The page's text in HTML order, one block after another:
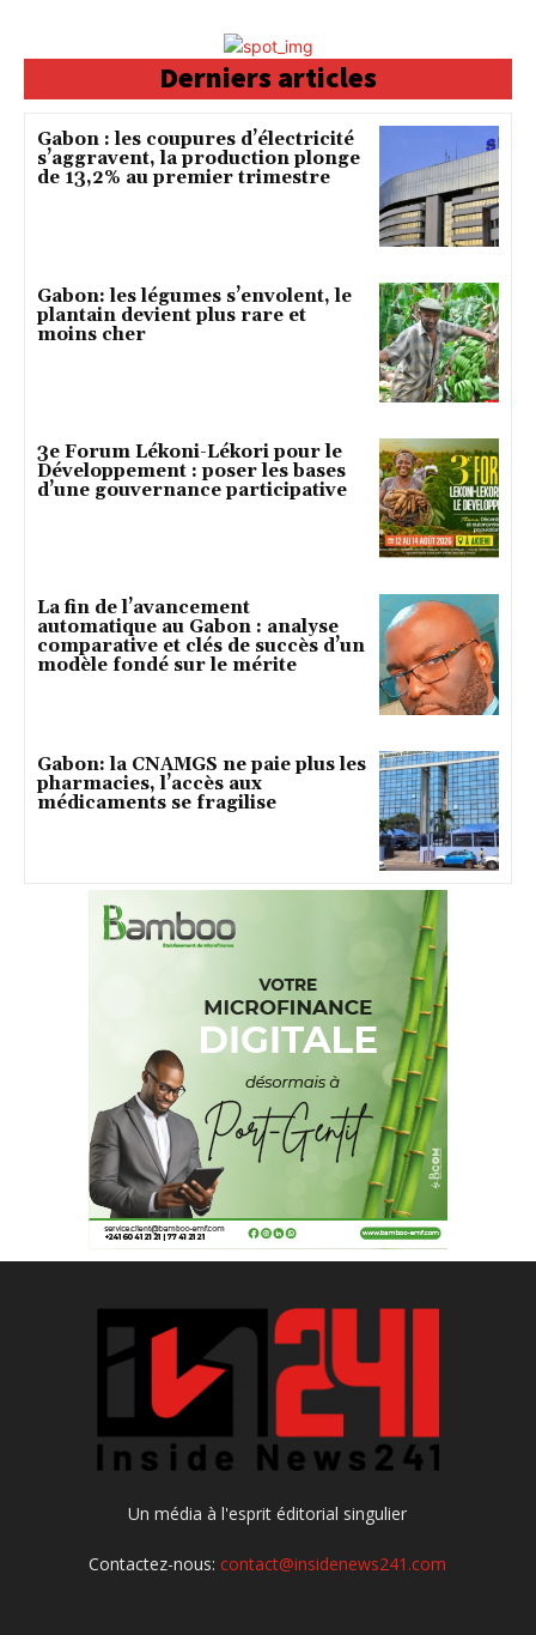
Derniers articles
Gabon : les coupures d’électricité
s’aggravent, la production plonge
de 13,2% au premier trimestre
Gabon: les légumes s’envolent, le
plantain devient plus rare et
moins cher
3e Forum Lékoni-Lékori pour le
Développement : poser les bases
d’une gouvernance participative
La fin de l’avancement
automatique au Gabon : analyse
comparative et clés de succès d’un
modèle fondé sur le mérite
Gabon: la CNAMGS ne paie plus les
pharmacies, l’accès aux
médicaments se fragilise
Un média à l'esprit éditorial singulier
Contactez-nous:contact@insidenews241.com